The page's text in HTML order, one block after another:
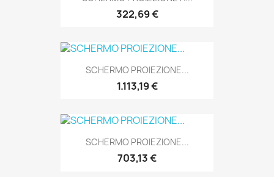
322,69 €
SCHERMO PROIEZIONE...
1.113,19 €
SCHERMO PROIEZIONE...
703,13 €